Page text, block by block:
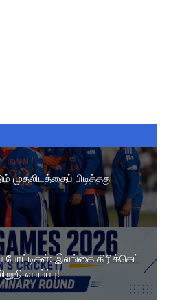
முதலிடத்தைப் பிடித்தது
போட்டிகள்: இலங்கை கிரிக்கெட்
வாய்ப்பு!